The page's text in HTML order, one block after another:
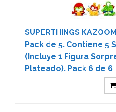
SUPERTHINGS
Pack de 5. Contiene 5
(Incluye 1 Figura
Plateado). Pack 6 de 6